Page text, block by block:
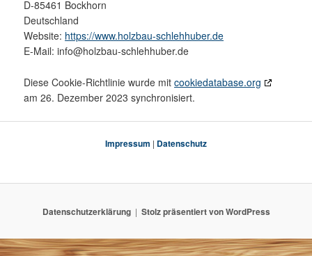
D-85461 Bockhorn
Deutschland
Website: https://www.holzbau-schlehhuber.de
E-Mail:info@holzbau-schlehhuber.de
Diese Cookie-Richtlinie wurde mitcookiedatabase.org
am 26. Dezember 2023 synchronisiert.
Impressum | Datenschutz
Datenschutzerklärung Stolz präsentiert von WordPress